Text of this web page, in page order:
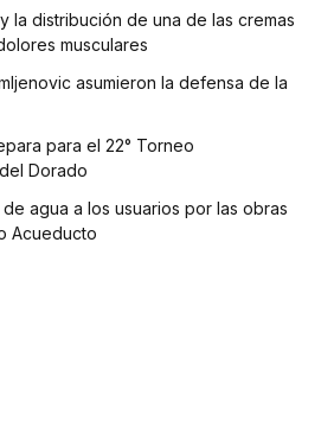
la distribución de una de las cremas
musculares
asumieron la defensa de la
para el 22° Torneo
Dorado
agua a los usuarios por las obras
Acueducto